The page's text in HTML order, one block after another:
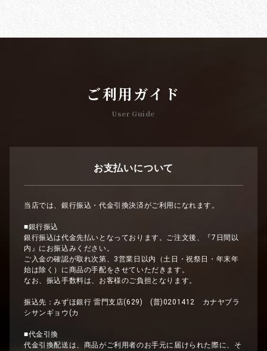
ご利用ガイド
User Guide
お支払いについて
当店では、銀行振込・代金引換決済がご利用になれます。
■銀行振込
銀行振込は代金先払いとなっております。ご注文後、『7日間以
内』にお振込みください。
ご入金の確認が取れ次第、3営業日以内（土日・祝祭日・年末年
始は除く）に商品の手配をさせていただきます。
なお、振込手数料は、お客様のご負担となります。
振込先：みずほ銀行 雷門支店(629) (普)0201412 カナヤブラ
シサンギョウ(カ
■代金引換
代金引換配送は、商品がご利用者のお手元に届けられた際に、そ